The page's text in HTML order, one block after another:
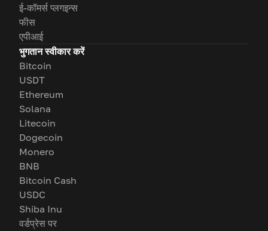
ई-कॉमर्स प्लगइन्स
फीस
एपीआई
भुगतान स्वीकार करें
Bitcoin
USDT
Ethereum
Solana
Litecoin
Dogecoin
Monero
BNB
Bitcoin Cash
USDC
Shiba Inu
वर्डप्रेस पर